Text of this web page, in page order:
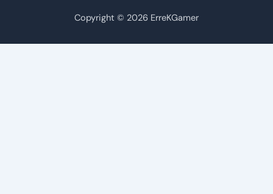
Copyright © 2026 ErreKGamer